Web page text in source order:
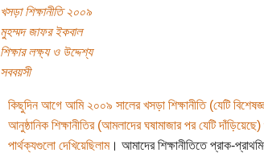
খসড়া শিক্ষানীতি ২০০৯
মুহম্মদ জাফর ইকবাল
শিক্ষার লক্ষ্য ও উদ্দেশ্য
সববয়সী
কিছুদিন আগে আমি ২০০৯ সালের খসড়া শিক্ষানীতি (যেটি
আনুষ্ঠানিক শিক্ষানীতির (আমলাদের ঘষামাজার পর যেটি
পার্থক্যগুলো দেখিয়েছিলাম। আমাদের শিক্ষানীতিতে প্রাক-